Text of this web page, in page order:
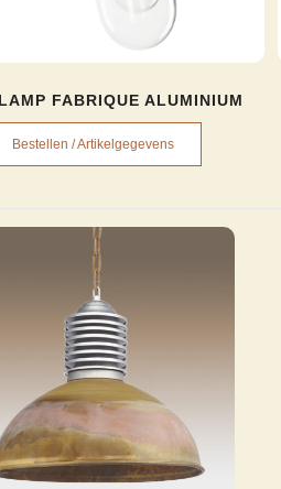
FABRIQUE ALUMINIUM
Bestellen / Artikelgegevens